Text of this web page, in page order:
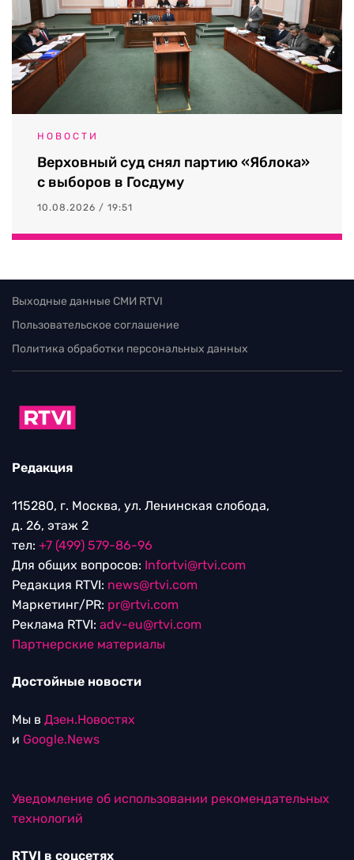
НОВОСТИ
Верховный суд снял партию «Яблока»
с выборов в Госдуму
10.08.2026 / 19:51
Выходные данные СМИ RTVI
Пользовательское соглашение
Политика обработки персональных данных
Редакция
115280, г. Москва, ул. Ленинская слобода,
д. 26, этаж 2
тел: +7 (499) 579-86-96
Для общих вопросов: Infortvi@rtvi.com
Редакция RTVI: news@rtvi.com
Маркетинг/PR: pr@rtvi.com
Реклама RTVI: adv-eu@rtvi.com
Партнерские материалы
Достойные новости
Мы в Дзен.Новостях
и Google.News
Уведомление об использовании рекомендательных
технологий
RTVI в соцсетях